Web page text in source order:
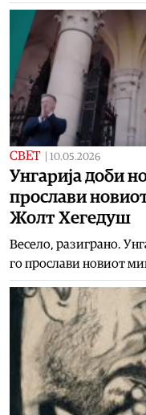
СВЕТ 10.05.2026
Унгарија доби
прослави
Жолт Хегедуш
Весело, разиграно.
го прослави новиот